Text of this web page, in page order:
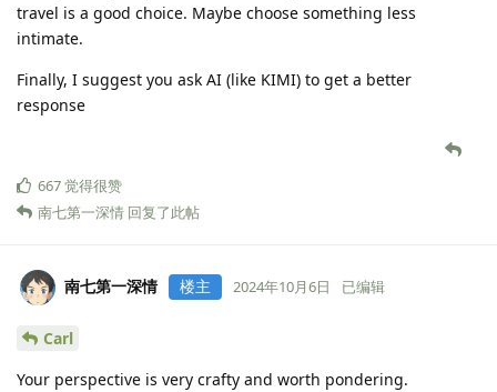
travel is a good choice. Maybe choose something less
intimate.
Finally, I suggest you ask AI (like KIMI) to get a better
response
667觉得很赞
南七第一深情 回复了此帖
南七第一深情 楼主 2024年10月6日 已编辑
Carl
Your perspective is very crafty and worth pondering.